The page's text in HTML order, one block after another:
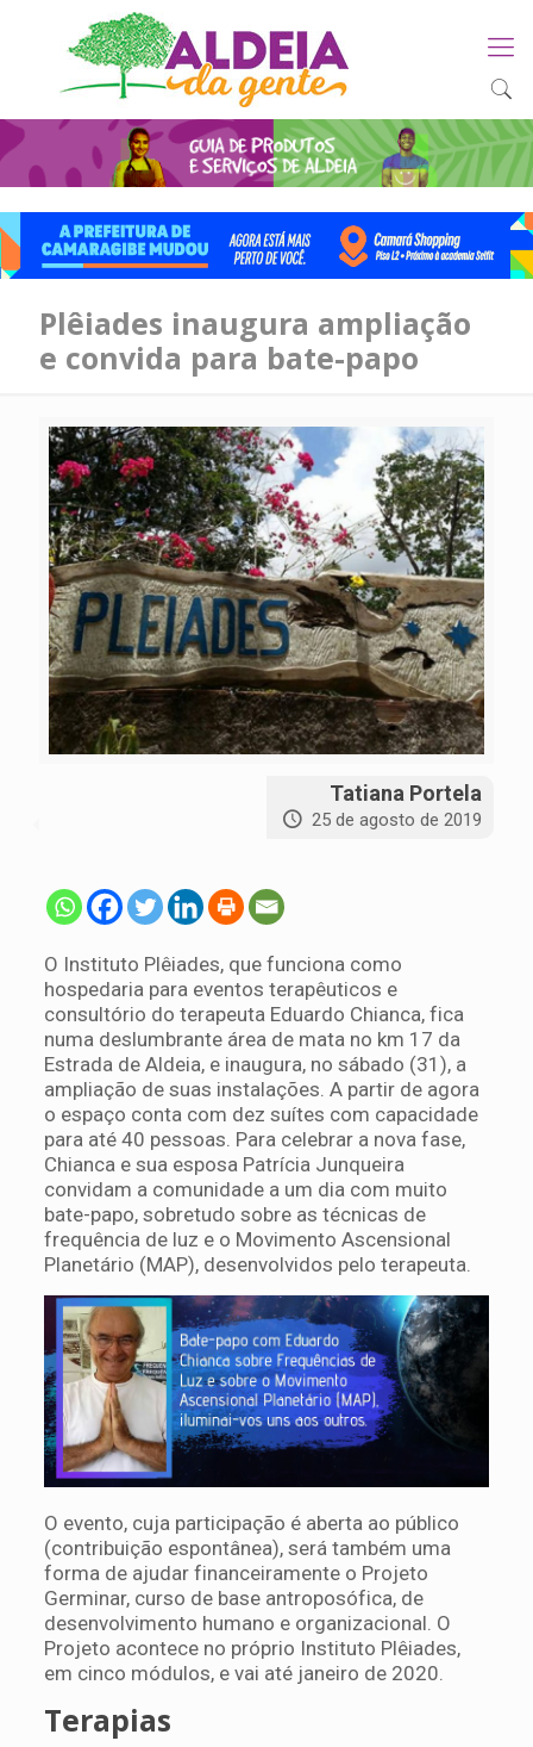
Plêiades inaugura ampliação
e convida para bate-papo
Tatiana Portela
25 de agosto de 2019
O Instituto Plêiades, que funciona como
hospedaria para eventos terapêuticos e
consultório do terapeuta Eduardo Chianca, fica
numa deslumbrante área de mata no km 17 da
Estrada de Aldeia, e inaugura, no sábado (31), a
ampliação de suas instalações. A partir de agora
o espaço conta com dez suítes com capacidade
para até 40 pessoas. Para celebrar a nova fase,
Chianca e sua esposa Patrícia Junqueira
convidam a comunidade a um dia com muito
bate-papo, sobretudo sobre as técnicas de
frequência de luz e o Movimento Ascensional
Planetário (MAP), desenvolvidos pelo terapeuta.
O evento, cuja participação é aberta ao público
(contribuição espontânea), será também uma
forma de ajudar financeiramente o Projeto
Germinar, curso de base antroposófica, de
desenvolvimento humano e organizacional. O
Projeto acontece no próprio Instituto Plêiades,
em cinco módulos, e vai até janeiro de 2020.
Terapias